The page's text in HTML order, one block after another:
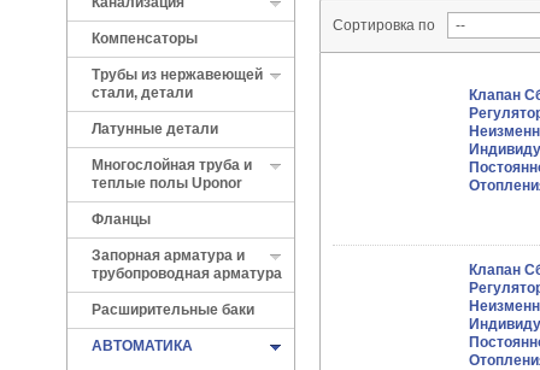
Компенсаторы
Трубы из нержавеющей
стали, детали
Латунные детали
Многослойная труба и
теплые полы Uponor
Фланцы
Запорная арматура и
трубопроводная арматура
Расширительные баки
АВТОМАТИКА
Сортировка по
Клапан
Клапан